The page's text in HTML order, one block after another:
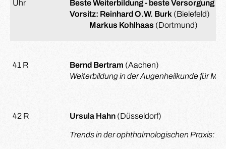
Uhr
Beste Weiterbildung - beste Versorgung
Vorsitz: Reinhard O.W. Burk (Bielefeld)
Markus Kohlhaas (Dortmund)
41 R Bernd Bertram (Aachen)
Weiterbildung in der Augenheilkunde für
42 R Ursula Hahn (Düsseldorf)
Trends in der ophthalmologischen Praxis: